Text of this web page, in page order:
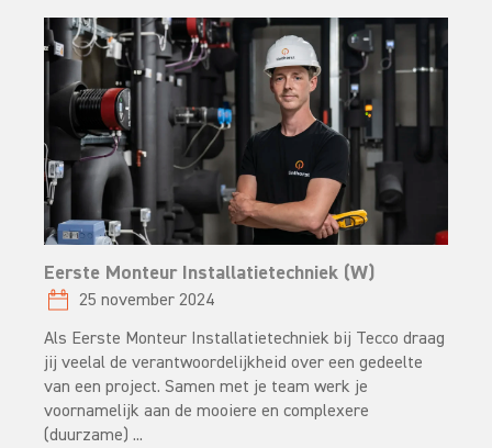
Eerste Monteur Installatietechniek (W)
25 november 2024
Als Eerste Monteur Installatietechniek bij Tecco draag
jij veelal de verantwoordelijkheid over een gedeelte
van een project. Samen met je team werk je
voornamelijk aan de mooiere en complexere
(duurzame) ...